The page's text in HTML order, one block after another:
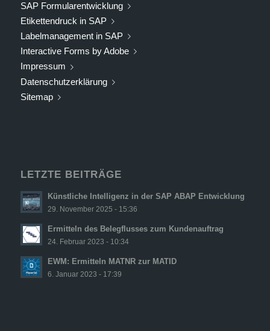
SAP Formularentwicklung
Etikettendruck in SAP
Labelmanagement in SAP
Interactive Forms by Adobe
Impressum
Datenschutzerklärung
Sitemap
LETZTE BEITRÄGE
Künstliche Intelligenz in der SAP ABAP Entwicklung
29. November 2025 - 15:36
Ermitteln des Belegflusses zum Kundenauftrag
24. Februar 2023 - 10:34
EWM: Ermitteln MATNR zur MATID
6. Januar 2023 - 17:39